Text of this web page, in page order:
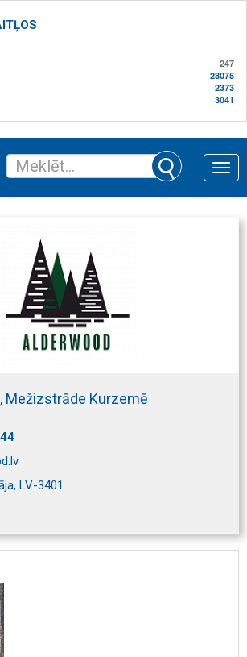
247
28075
2373
3041
Toggle
Mežizstrāde Kurzemē
LV-3401